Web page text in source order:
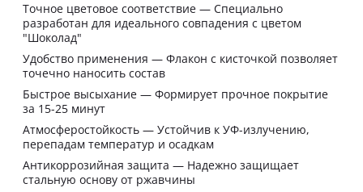
Точное цветовое соответствие — Специально
разработан для идеального совпадения с цветом
"Шоколад"
Удобство применения — Флакон с кисточкой позволяет
точечно наносить состав
Быстрое высыхание — Формирует прочное покрытие
за 15-25 минут
Атмосферостойкость — Устойчив к УФ-излучению,
перепадам температур и осадкам
Антикоррозийная защита — Надежно защищает
стальную основу от ржавчины